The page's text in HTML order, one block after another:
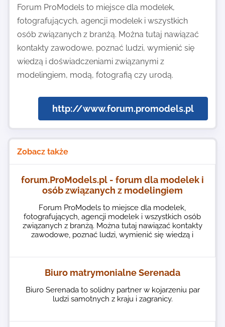
Kontakt
Forum ProModels to miejsce dla modelek,
fotografujących, agencji modelek i wszystkich
osób związanych z branżą. Można tutaj nawiązać
kontakty zawodowe, poznać ludzi, wymienić się
wiedzą i doświadczeniami związanymi z
modelingiem, modą, fotografią czy urodą.
http://www.forum.promodels.pl
Zobacz także
forum.ProModels.pl - forum dla modelek i
osób związanych z modelingiem
Forum ProModels to miejsce dla modelek,
fotografujących, agencji modelek i wszystkich osób
związanych z branżą. Można tutaj nawiązać kontakty
zawodowe, poznać ludzi, wymienić się wiedzą i
Biuro matrymonialne Serenada
Biuro Serenada to solidny partner w kojarzeniu par
ludzi samotnych z kraju i zagranicy.